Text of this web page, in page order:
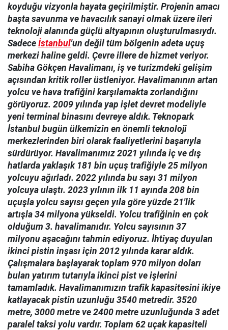
koyduğu vizyonla hayata geçirilmiştir. Projenin amacı
başta savunma ve havacılık sanayi olmak üzere ileri
teknoloji alanında güçlü altyapının oluşturulmasıydı.
Sadece İstanbul'un değil tüm bölgenin adeta uçuş
merkezi haline geldi. Çevre illere de hizmet veriyor.
Sabiha Gökçen Havalimanı, iş ve turizmdeki gelişim
açısından kritik roller üstleniyor. Havalimanının artan
yolcu ve hava trafiğini karşılamakta zorlandığını
görüyoruz. 2009 yılında yap işlet devret modeliyle
yeni terminal binasını devreye aldık. Teknopark
İstanbul bugün ülkemizin en önemli teknoloji
merkezlerinden biri olarak faaliyetlerini başarıyla
sürdürüyor. Havalimanımız 2021 yılında iç ve dış
hatlarda yaklaşık 181 bin uçuş trafiğiyle 25 milyon
yolcuyu ağırladı. 2022 yılında bu sayı 31 milyon
yolcuya ulaştı. 2023 yılının ilk 11 ayında 208 bin
uçuşla yolcu sayısı geçen yıla göre yüzde 21'lik
artışla 34 milyona yükseldi. Yolcu trafiğinin en çok
olduğum 3. havalimanıdır. Yolcu sayısının 37
milyonu aşacağını tahmin ediyoruz. İhtiyaç duyulan
ikinci pistin inşası için 2012 yılında karar aldık.
Çalışmalara başlayarak toplam 970 milyon doları
bulan yatırım tutarıyla ikinci pist ve işlerini
tamamladık. Havalimanımızın trafik kapasitesini ikiye
katlayacak pistin uzunluğu 3540 metredir. 3520
metre, 3000 metre ve 2400 metre uzunluğunda 3 adet
paralel taksi yolu vardır. Toplam 62 uçak kapasiteli